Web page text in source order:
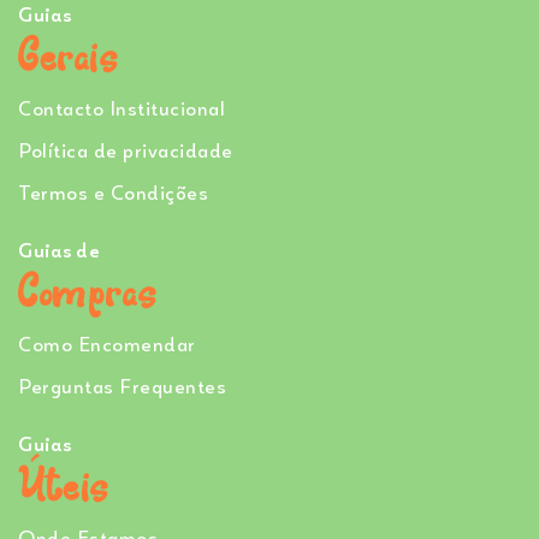
Guias
Gerais
Contacto Institucional
Política de privacidade
Termos e Condições
Guias de
Compras
Como Encomendar
Perguntas Frequentes
Guias
Úteis